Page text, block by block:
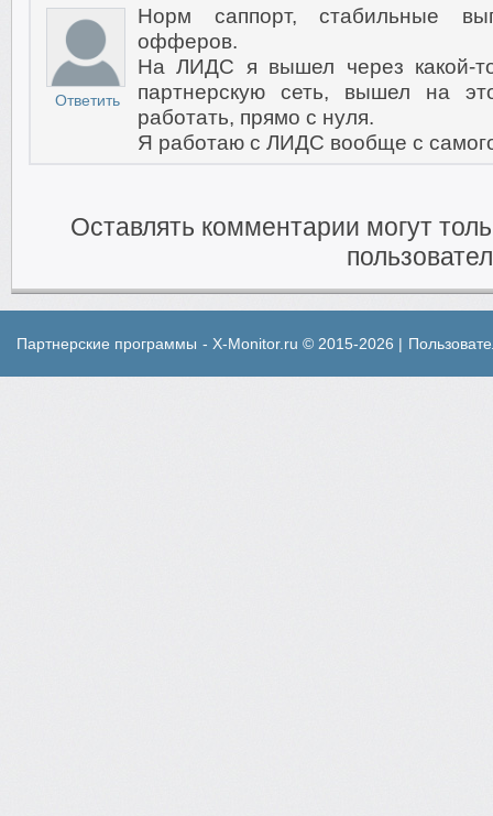
Ответить
Норм саппорт, стабильные
офферов.
На ЛИДС я вышел через какой-
партнерскую сеть, вышел на
работать, прямо с нуля.
Я работаю с ЛИДС вообще с
Оставлять комментарии могут
Партнерские программы - X-Monitor.ru © 2015-2026 |